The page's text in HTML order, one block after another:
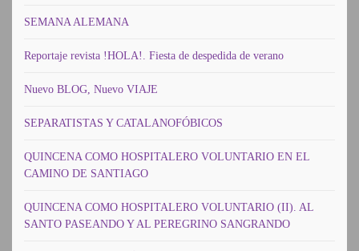
SEMANA ALEMANA
Reportaje revista !HOLA!. Fiesta de despedida de verano
Nuevo BLOG, Nuevo VIAJE
SEPARATISTAS Y CATALANOFÓBICOS
QUINCENA COMO HOSPITALERO VOLUNTARIO EN EL
CAMINO DE SANTIAGO
QUINCENA COMO HOSPITALERO VOLUNTARIO (II). AL
SANTO PASEANDO Y AL PEREGRINO SANGRANDO